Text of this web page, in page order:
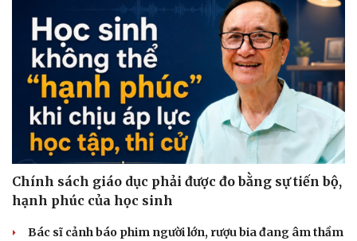
Chính sách giáo dục phải được đo bằng sự tiến bộ,
hạnh phúc của học sinh
Bác sĩ cảnh báo phim người lớn, rượu bia đang âm thầm